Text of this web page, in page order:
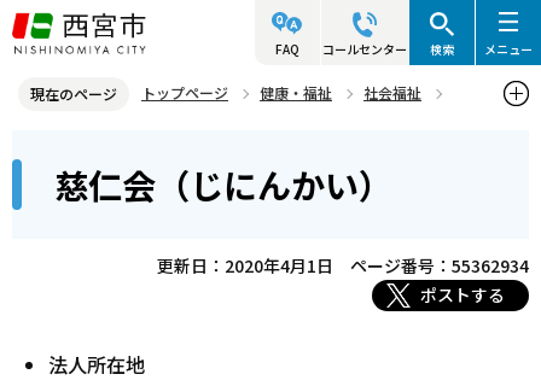
こ
の
ジ
先
FAQ コールセンター 検索 メニュー
現在のページ トップページ 健康・福祉
社会福祉
こ
慈仁会（じにんかい）
更新日：2020年4月1日
ページ番号：55362934
ポストする
法人所在地